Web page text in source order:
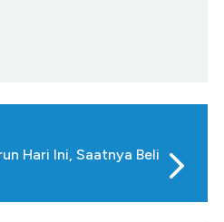
Hari Ini, Saatnya Beli